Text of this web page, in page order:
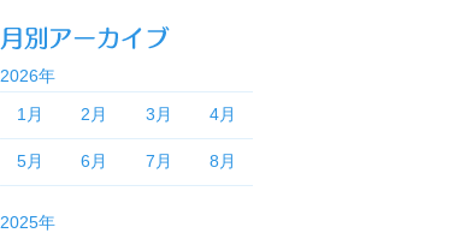
2026年
1月
2月 3月 4月
5月 6月 7月 8月
2025年